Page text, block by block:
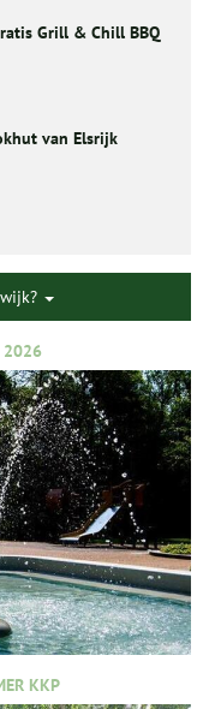
Grill & Chill BBQ
van Elsrijk
2026
KKP